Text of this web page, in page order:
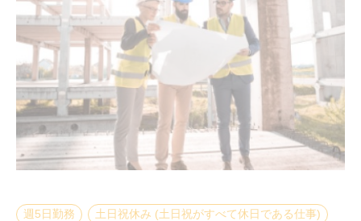
週5日勤務
土日祝休み (土日祝がすべて休日である仕事)